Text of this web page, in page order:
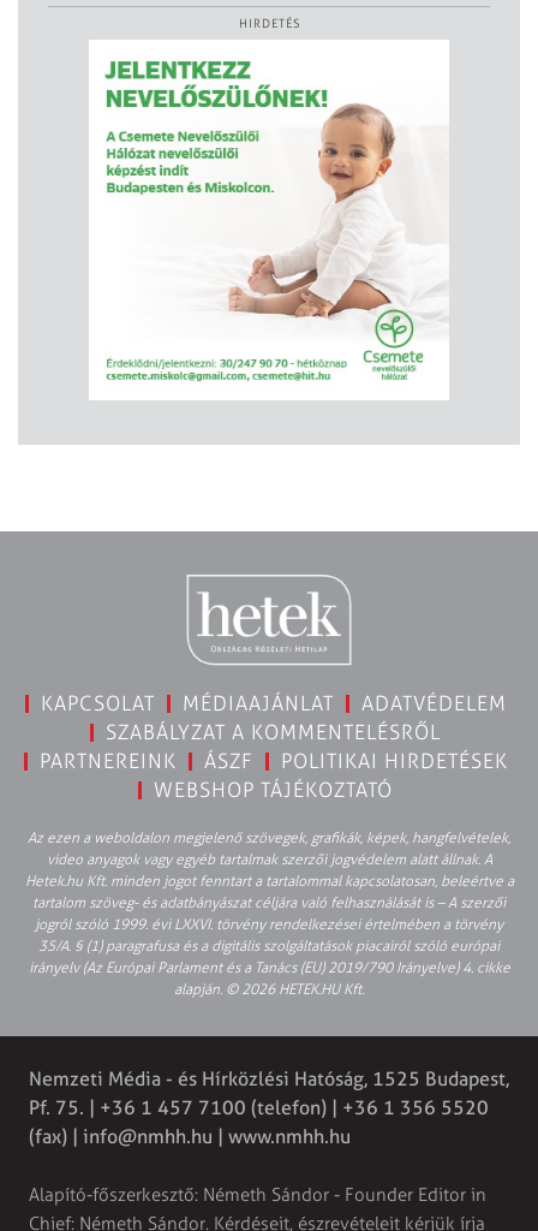
HIRDETÉS
KAPCSOLAT MÉDIAAJÁNLAT
ADATVÉDELEM
SZABÁLYZAT A KOMMENTELÉSRŐL
PARTNEREINK
ÁSZF
POLITIKAI HIRDETÉSEK
WEBSHOP TÁJÉKOZTATÓ
Az ezen a weboldalon megjelenő szövegek, grafikák, képek, hangfelvételek,
video anyagok vagy egyéb tartalmak szerzői jogvédelem alatt állnak. A
Hetek.hu Kft. minden jogot fenntart a tartalommal kapcsolatosan, beleértve a
tartalom szöveg- és adatbányászat céljára való felhasználását is – A szerzői
jogról szóló 1999. évi LXXVI. törvény rendelkezései értelmében a törvény
35/A. § (1) paragrafusa és a digitális szolgáltatások piacairól szóló európai
irányelv (Az Európai Parlament és a Tanács (EU) 2019/790 Irányelve) 4. cikke
alapján. © 2026 HETEK.HU Kft.
Nemzeti Média - és Hírközlési Hatóság, 1525 Budapest,
Pf. 75. | +36 1 457 7100 (telefon) | +36 1 356 5520
(fax) | info@nmhh.hu | www.nmhh.hu
Alapító-főszerkesztő: Németh Sándor - Founder Editor in
Chief: Németh Sándor. Kérdéseit, észrevételeit kérjük írja